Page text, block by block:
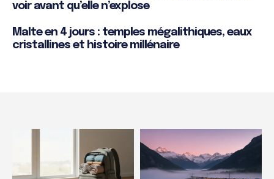
voir avant qu’elle n’explose
Malte en 4 jours : temples mégalithiques, eaux
cristallines et histoire millénaire